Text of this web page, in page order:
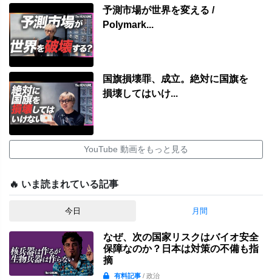
予測市場が世界を変える /
Polymark...
国旗損壊罪、成立。絶対に国旗を
損壊してはいけ...
YouTube 動画をもっと見る
🔥 いま読まれている記事
今日 月間
なぜ、次の国家リスクはバイオ安全
保障なのか？日本は対策の不備も指
摘
有料記事/ 政治